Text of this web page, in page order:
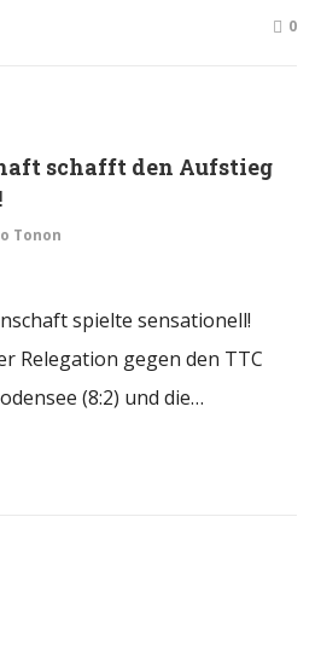
0
schafft den Aufstieg
Tonon
spielte sensationell!
Relegation gegen den TTC
(8:2) und die…